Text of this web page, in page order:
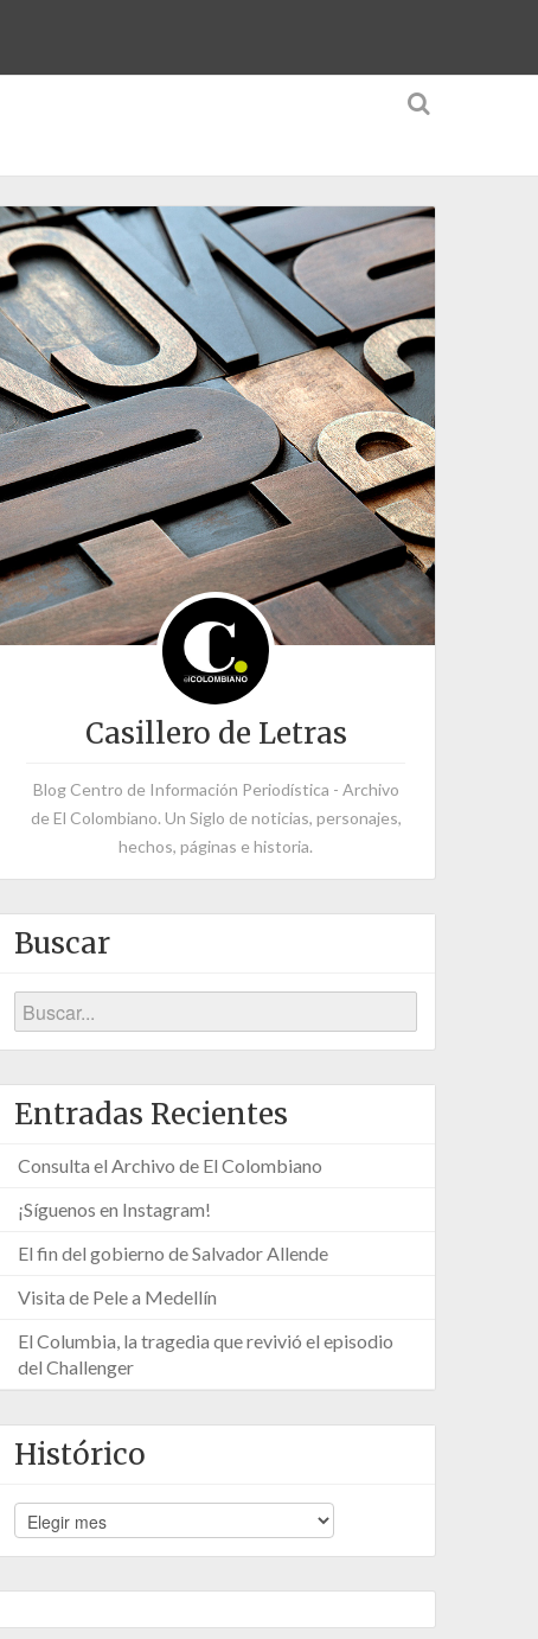
Casillero de Letras
Blog Centro de Información Periodística - Archivo
de El Colombiano. Un Siglo de noticias, personajes,
hechos, páginas e historia.
Buscar
Entradas Recientes
Consulta el Archivo de El Colombiano
¡Síguenos en Instagram!
El fin del gobierno de Salvador Allende
Visita de Pele a Medellín
El Columbia, la tragedia que revivió el episodio
del Challenger
Histórico